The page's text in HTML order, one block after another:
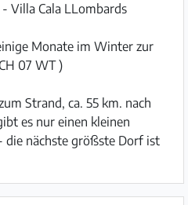
- Villa Cala LLombards
Monate im Winter zur
07 WT )
Strand, ca. 55 km. nach
es nur einen kleinen
nächste größste Dorf ist